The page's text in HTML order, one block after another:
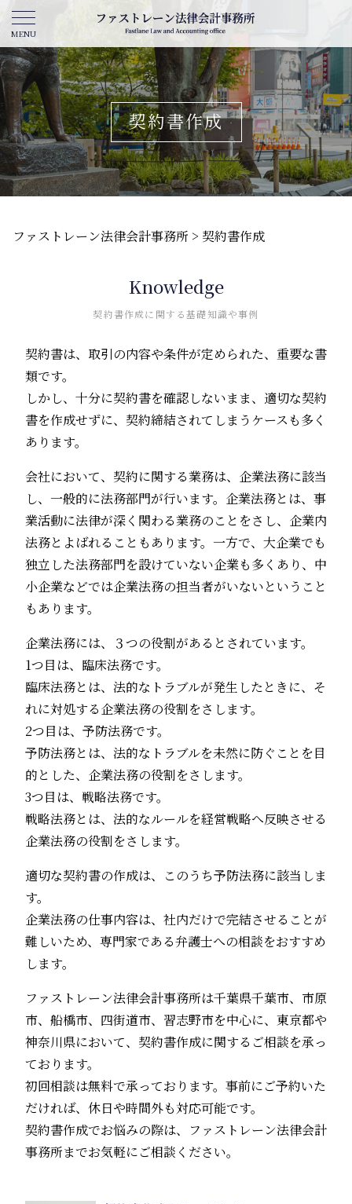
契約書作成
ファストレーン法律会計事務所 > 契約書作成
Knowledge
契約書作成に関する基礎知識や事例
契約書は、取引の内容や条件が定められた、重要な書
類です。
しかし、十分に契約書を確認しないまま、適切な契約
書を作成せずに、契約締結されてしまうケースも多く
あります。
会社において、契約に関する業務は、企業法務に該当
し、一般的に法務部門が行います。企業法務とは、事
業活動に法律が深く関わる業務のことをさし、企業内
法務とよばれることもあります。一方で、大企業でも
独立した法務部門を設けていない企業も多くあり、中
小企業などでは企業法務の担当者がいないということ
もあります。
企業法務には、３つの役割があるとされています。
1つ目は、臨床法務です。
臨床法務とは、法的なトラブルが発生したときに、そ
れに対処する企業法務の役割をさします。
2つ目は、予防法務です。
予防法務とは、法的なトラブルを未然に防ぐことを目
的とした、企業法務の役割をさします。
3つ目は、戦略法務です。
戦略法務とは、法的なルールを経営戦略へ反映させる
企業法務の役割をさします。
適切な契約書の作成は、このうち予防法務に該当しま
す。
企業法務の仕事内容は、社内だけで完結させることが
難しいため、専門家である弁護士への相談をおすすめ
します。
ファストレーン法律会計事務所は千葉県千葉市、市原
市、船橋市、四街道市、習志野市を中心に、東京都や
神奈川県において、契約書作成に関するご相談を承っ
ております。
初回相談は無料で承っております。事前にご予約いた
だければ、休日や時間外も対応可能です。
契約書作成でお悩みの際は、ファストレーン法律会計
事務所までお気軽にご相談ください。